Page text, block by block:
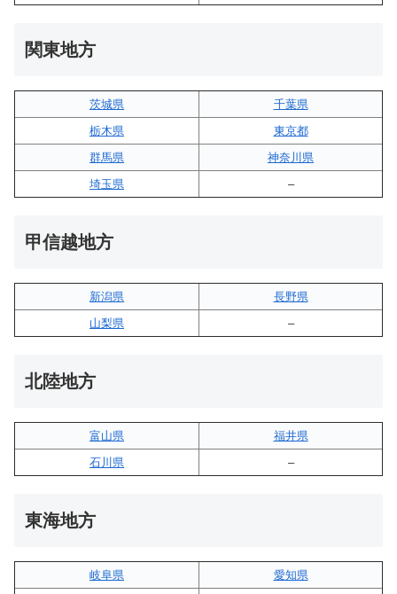
関東地方
茨城県
千葉県
栃木県
東京都
群馬県
神奈川県
埼玉県
–
甲信越地方
新潟県
長野県
山梨県
–
北陸地方
富山県
福井県
石川県
–
東海地方
岐阜県
愛知県